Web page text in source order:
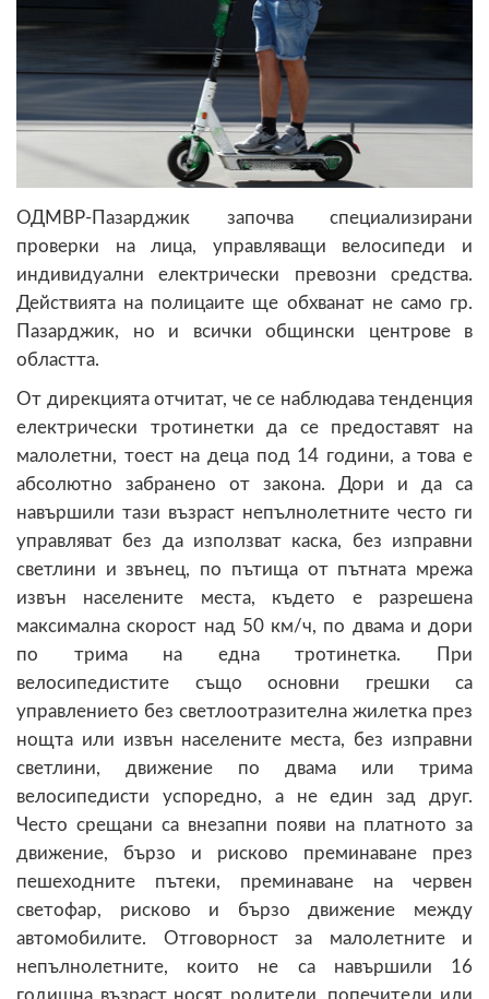
ОДМВР-Пазарджик започва специализирани
проверки на лица, управляващи велосипеди и
индивидуални електрически превозни средства.
Действията на полицаите ще обхванат не само гр.
Пазарджик, но и всички общински центрове в
областта.
От дирекцията отчитат, че се наблюдава тенденция
електрически тротинетки да се предоставят на
малолетни, тоест на деца под 14 години, а това е
абсолютно забранено от закона. Дори и да са
навършили тази възраст непълнолетните често ги
управляват без да използват каска, без изправни
светлини и звънец, по пътища от пътната мрежа
извън населените места, където е разрешена
максимална скорост над 50 км/ч, по двама и дори
по трима на една тротинетка. При
велосипедистите също основни грешки са
управлението без светлоотразителна жилетка през
нощта или извън населените места, без изправни
светлини, движение по двама или трима
велосипедисти успоредно, а не един зад друг.
Често срещани са внезапни появи на платното за
движение, бързо и рисково преминаване през
пешеходните пътеки, преминаване на червен
светофар, рисково и бързо движение между
автомобилите. Отговорност за малолетните и
непълнолетните, които не са навършили 16
годишна възраст носят родители, попечители или